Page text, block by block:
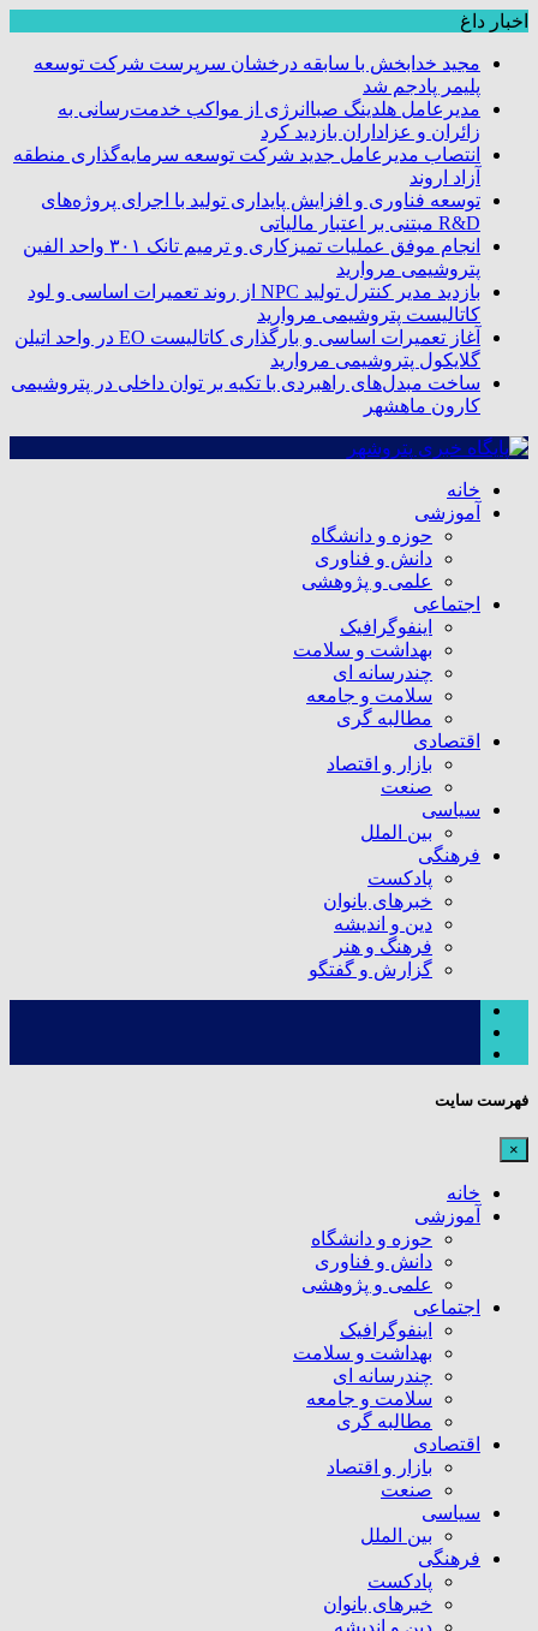
اخبار داغ
مجید خدابخش با سابقه درخشان سرپرست شرکت توسعه
پلیمر پادجم شد
مدیرعامل هلدینگ صباانرژی از مواکب خدمت‌رسانی به
زائران و عزاداران بازدید کرد
انتصاب مدیرعامل جدید شرکت توسعه سرمایه‌گذاری منطقه
آزاد اروند
توسعه فناوری و افزایش پایداری تولید با اجرای پروژه‌های
R&D مبتنی بر اعتبار مالیاتی
انجام موفق عملیات تمیزکاری و ترمیم تانک ۳۰۱ واحد الفین
پتروشیمی مروارید
بازدید مدیر کنترل تولید NPC از روند تعمیرات اساسی و لود
کاتالیست پتروشیمی مروارید
آغاز تعمیرات اساسی و بارگذاری کاتالیست EO در واحد اتیلن
گلایکول پتروشیمی مروارید
ساخت مبدل‌های راهبردی با تکیه بر توان داخلی در پتروشیمی
کارون ماهشهر
خانه
آموزشی
حوزه و دانشگاه
دانش و فناوری
علمی و پژوهشی
اجتماعی
اینفوگرافیک
بهداشت و سلامت
چندرسانه ای
سلامت و جامعه
مطالبه گری
اقتصادی
بازار و اقتصاد
صنعت
سیاسی
بین الملل
فرهنگی
پادکست
خبرهای بانوان
دین و اندیشه
فرهنگ و هنر
گزارش و گفتگو
فهرست سایت
×
خانه
آموزشی
حوزه و دانشگاه
دانش و فناوری
علمی و پژوهشی
اجتماعی
اینفوگرافیک
بهداشت و سلامت
چندرسانه ای
سلامت و جامعه
مطالبه گری
اقتصادی
بازار و اقتصاد
صنعت
سیاسی
بین الملل
فرهنگی
پادکست
خبرهای بانوان